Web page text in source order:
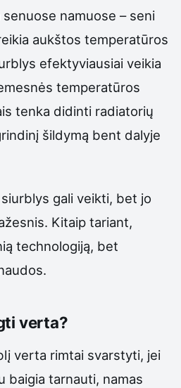
namuose – seni
aukštos temperatūros
efektyviausiai veikia
temperatūros
tenka didinti radiatorių
šildymą bent dalyje
gali veikti, bet jo
Kitaip tariant,
technologiją, bet
verta?
verta rimtai svarstyti, jei
baigia tarnauti, namas